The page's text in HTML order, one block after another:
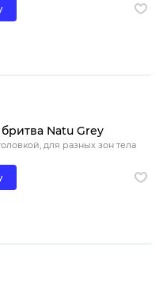
Natu Grey
для разных зон тела